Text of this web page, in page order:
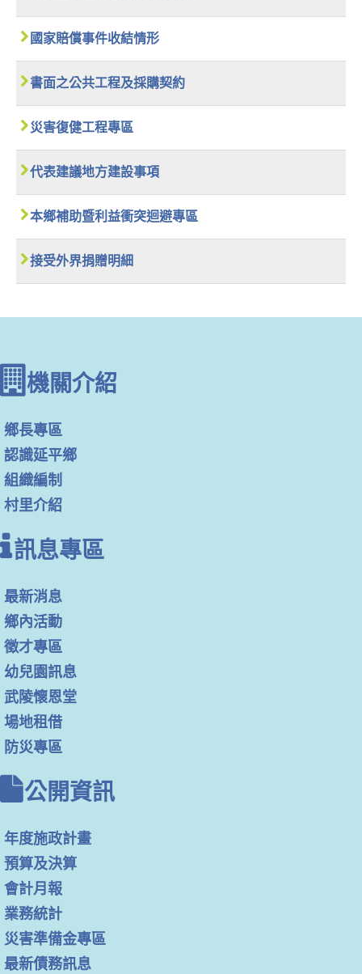
國家賠償事件收結情形
書面之公共工程及採購契約
災害復健工程專區
代表建議地方建設事項
本鄉補助暨利益衝突迴避專區
接受外界捐贈明細
機關介紹
鄉長專區
認識延平鄉
組織編制
村里介紹
訊息專區
最新消息
鄉內活動
徵才專區
幼兒園訊息
武陵懷恩堂
場地租借
防災專區
公開資訊
年度施政計畫
預算及決算
會計月報
業務統計
災害準備金專區
最新債務訊息